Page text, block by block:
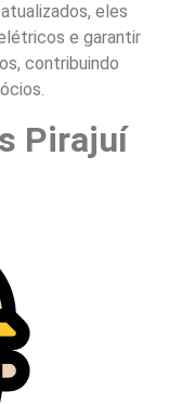
eles
e garantir
contribuindo
Pirajuí